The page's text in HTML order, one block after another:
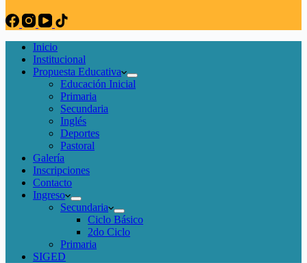
Inicio
Institucional
Propuesta Educativa
Educación Inicial
Primaria
Secundaria
Inglés
Deportes
Pastoral
Galería
Inscripciones
Contacto
Ingreso
Secundaria
Ciclo Básico
2do Ciclo
Primaria
SIGED